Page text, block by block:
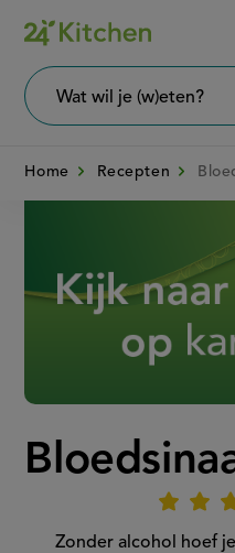
Overslaan
en
naar
wil
Home Recepten
Zonder alcohol hoef